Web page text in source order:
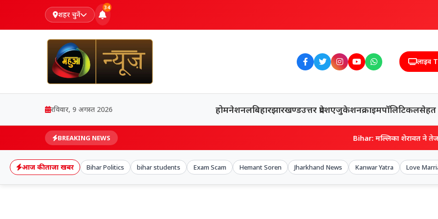
शहर चुनें
34
लाइव
रविवार, 9 अगस्त 2026 होमनेशनलबिहारझारखण्डउत्तर प्रदेशएजुकेशनक्राइमपॉलिटिकलसेहत
BREAKING NEWS Bihar: मल्लिका शेरावत ने तेज प्रताप को
आज की ताजा खबर Bihar Politics bihar students Exam Scam Hemant Soren Jharkhand News Kanwar Yatra Love